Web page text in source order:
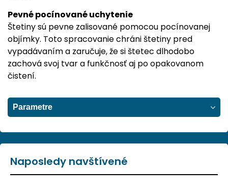
Pevné pocínované uchytenie
Štetiny sú pevne zalisované pomocou pocínovanej
objímky. Toto spracovanie chráni štetiny pred
vypadávaním a zaručuje, že si štetec dlhodobo
zachová svoj tvar a funkčnosť aj po opakovanom
čistení.
Parametre
Naposledy navštívené